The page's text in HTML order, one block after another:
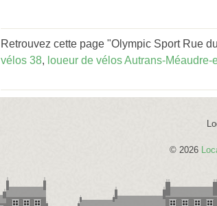
Retrouvez cette page "Olympic Sport Rue
vélos 38, loueur de vélos Autrans-Méaudre-
© 2026